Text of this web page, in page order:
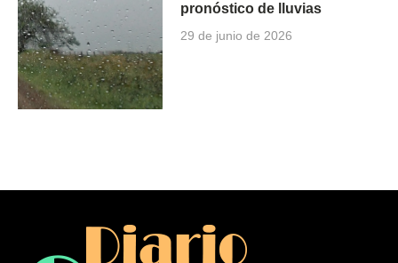
pronóstico de lluvias
29 de junio de 2026